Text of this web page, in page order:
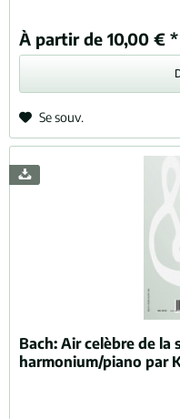
À partir de 10,00 € *
Se souv.
Bach:Air celèbre de la
harmonium/piano par